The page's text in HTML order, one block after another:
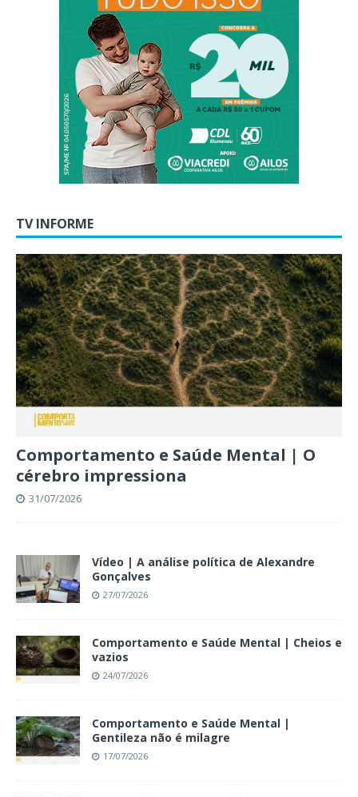
TV INFORME
Comportamento e Saúde Mental | O
cérebro impressiona
31/07/2026
Vídeo | A análise política de Alexandre
Gonçalves
27/07/2026
Comportamento e Saúde Mental | Cheios e
vazios
24/07/2026
Comportamento e Saúde Mental |
Gentileza não é milagre
17/07/2026